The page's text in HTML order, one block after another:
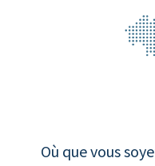
Où que vous